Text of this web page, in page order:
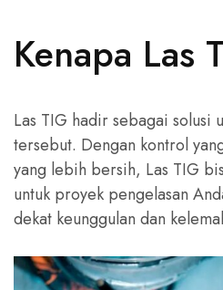
Kenapa Las
Las TIG hadir sebagai solusi
tersebut. Dengan kontrol
yang lebih bersih, Las TIG
untuk proyek pengelasan
dekat keunggulan dan